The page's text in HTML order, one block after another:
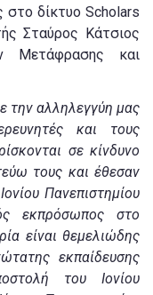
δίκτυο Scholars
Σταύρος Κάτσιος
Μετάφρασης και
την αλληλεγγύη μας
και τους
σε κίνδυνο
τους και έθεσαν
Πανεπιστημίου
εκπρόσωπος στο
είναι θεμελιώδης
εκπαίδευσης
του Ιονίου